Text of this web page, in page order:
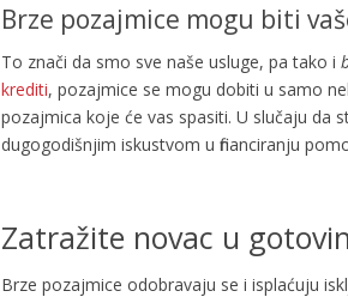
Brze pozajmice mogu biti
To znači da smo sve naše usluge, pa tako i
krediti, pozajmice se mogu dobiti u samo
pozajmica koje će vas spasiti. U slučaju da
dugogodišnjim iskustvom u financiranju
Zatražite novac u
Brze pozajmice odobravaju se i isplaćuju